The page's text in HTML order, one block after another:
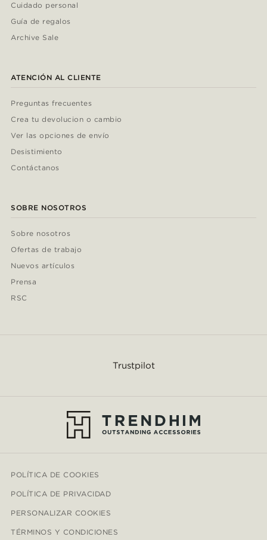
Cuidado personal
Guía de regalos
Archive Sale
ATENCIÓN AL CLIENTE
Preguntas frecuentes
Crea tu devolucion o cambio
Ver las opciones de envío
Desistimiento
Contáctanos
SOBRE NOSOTROS
Sobre nosotros
Ofertas de trabajo
Nuevos artículos
Prensa
RSC
Trustpilot
POLÍTICA DE COOKIES
POLÍTICA DE PRIVACIDAD
PERSONALIZAR COOKIES
TÉRMINOS Y CONDICIONES